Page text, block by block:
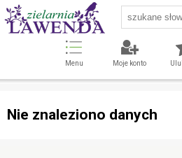
Menu Moje konto
Nie znaleziono danych